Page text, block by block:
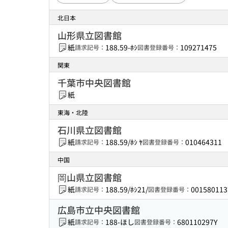
北日本
山形県立図書館
紙請求記号： 188.59-ﾎｼ図書登録番号： 109271475
関東
千葉市中央図書館
紙
東海・北陸
石川県立図書館
紙請求記号： 188.59/ﾎｼ ﾔ図書登録番号： 010464311
中国
岡山県立図書館
紙請求記号： 188.59/ﾎｼ21/図書登録番号：
広島市立中央図書館
紙請求記号： 188-ほし図書登録番号： 680110297Y